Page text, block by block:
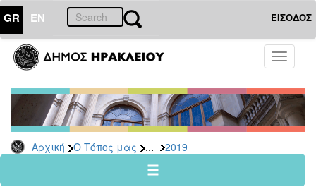
GR EN ΕΙΣΟΔΟΣ
Toggle
Αρχική Ο Τόπος μας ... 2019
ΤΟΠΟΣ
ΜΑΣ
Ανακοινώσεις
Αρχείο
2026
2024